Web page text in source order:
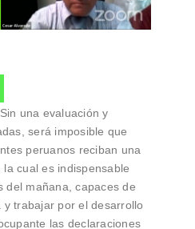
Sin una evaluación y
será imposible que
peruanos reciban una
cual es indispensable
del mañana, capaces de
trabajar por el desarrollo
las declaraciones